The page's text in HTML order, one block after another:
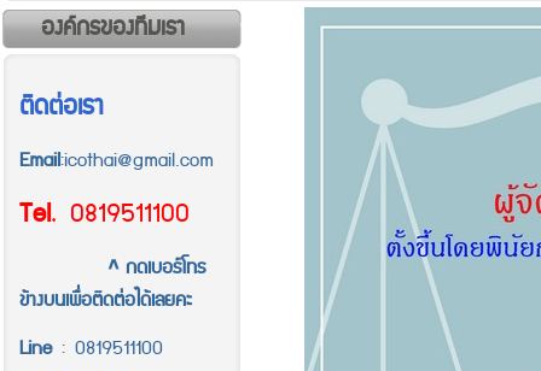
องค์กรของทีมเรา
ติดต่อเรา
Email:icothai@gmail.com
Tel. 0819511100
^ กดเบอร์โทร
ข้างบนเพื่อติดต่อได้เลยคะ
Line: 0819511100